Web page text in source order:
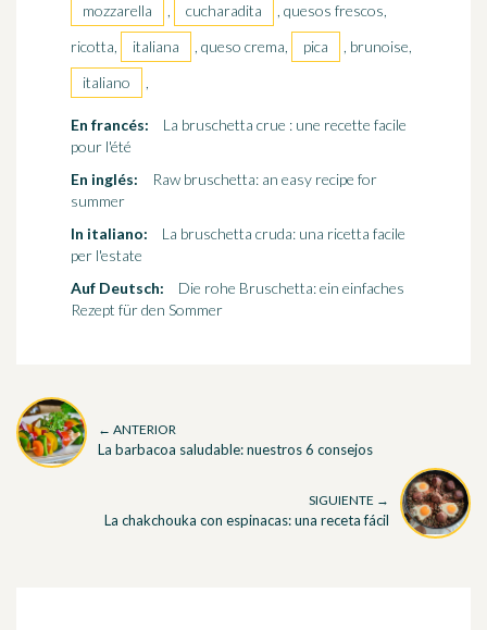
mozzarella
, cucharadita
, quesos frescos,
ricotta,
italiana , queso crema, pica
, brunoise,
italiano
,
En francés:
La bruschetta crue : une recette facile
pour l'été
En inglés:
Raw bruschetta: an easy recipe for
summer
In italiano:
La bruschetta cruda: una ricetta facile
per l'estate
Auf Deutsch:
Die rohe Bruschetta: ein einfaches
Rezept für den Sommer
← ANTERIOR
La barbacoa saludable: nuestros 6 consejos
SIGUIENTE →
La chakchouka con espinacas: una receta fácil